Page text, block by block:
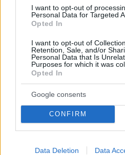
I want to opt-out of
Personal Data for Targeted
Opted In
I want to opt-out of
Retention, Sale, and/or
Personal Data that Is
Purposes for which it was
Opted In
Google consents
CONFIRM
Data Deletion Data
aeroporto di budapest #
#ungheria
Your email address will not be published.
*
*